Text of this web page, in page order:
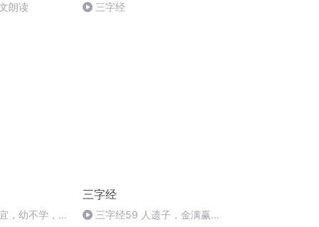
朗读 三字经
，幼不学，老
三字经
三字经59 人遗子，金满赢。